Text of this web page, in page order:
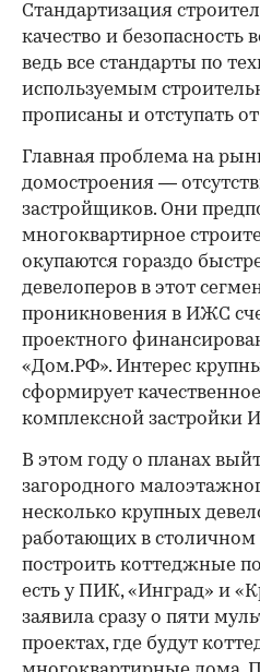
Стандартизация
качество и
ведь все стандарты по
используемым
прописаны и отступать
Главная проблема на
домостроения —
застройщиков. Они
многоквартирное
окупаются гораздо
девелоперов в этот
проникновения в ИЖС
проектного
«Дом.РФ». Интерес
сформирует
комплексной застройки
В этом году о планах
загородного
несколько крупных
работающих в
построить коттеджные
есть у ПИК, «Инград» и
заявила сразу о пяти
проектах, где будут